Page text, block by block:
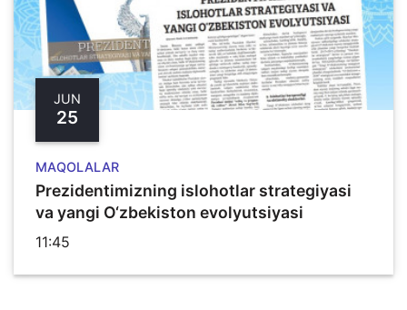
JUN
25
MAQOLALAR
Prezidentimizning islohotlar strategiyasi
va yangi O‘zbekiston evolyutsiyasi
11:45